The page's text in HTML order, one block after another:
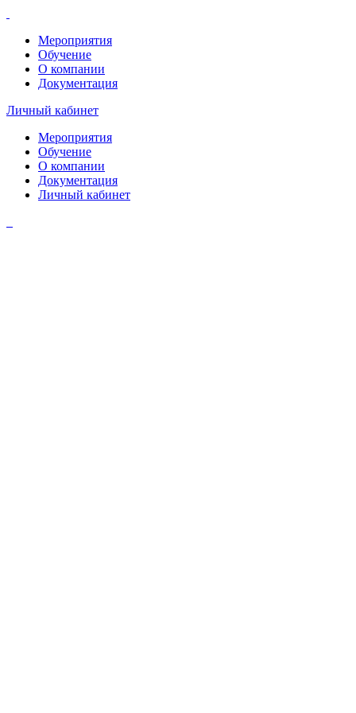
Мероприятия
Обучение
О компании
Документация
Личный кабинет
Мероприятия
Обучение
О компании
Документация
Личный кабинет